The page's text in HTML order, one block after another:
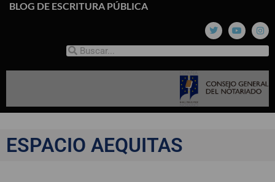
BLOG DE ESCRITURA PÚBLICA
ESPACIO AEQUITAS